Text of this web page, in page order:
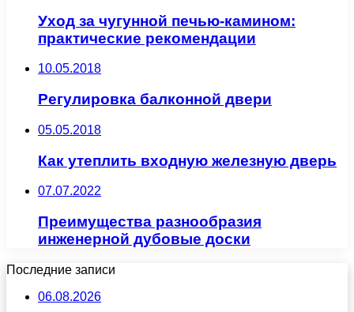
Уход за чугунной печью-камином:
практические рекомендации
10.05.2018
Регулировка балконной двери
05.05.2018
Как утеплить входную железную дверь
07.07.2022
Преимущества разнообразия
инженерной дубовые доски
Последние записи
06.08.2026